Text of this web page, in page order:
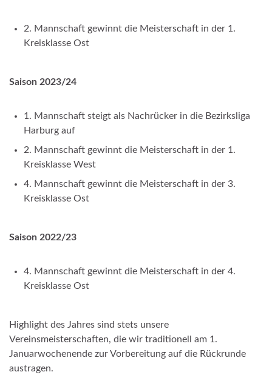
2. Mannschaft gewinnt die Meisterschaft in der 1.
Kreisklasse Ost
Saison 2023/24
1. Mannschaft steigt als Nachrücker in die Bezirksliga
Harburg auf
2. Mannschaft gewinnt die Meisterschaft in der 1.
Kreisklasse West
4. Mannschaft gewinnt die Meisterschaft in der 3.
Kreisklasse Ost
Saison 2022/23
4. Mannschaft gewinnt die Meisterschaft in der 4.
Kreisklasse Ost
Highlight des Jahres sind stets unsere
Vereinsmeisterschaften, die wir traditionell am 1.
Januarwochenende zur Vorbereitung auf die Rückrunde
austragen.